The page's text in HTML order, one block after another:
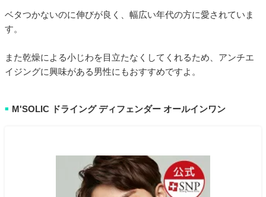
ベタつかないのに伸びが良く、幅広い年代の方に愛されていま
す。
また乾燥による小じわを目立たなくしてくれるため、アンチエ
イジングに興味がある男性にもおすすめですよ。
■ M'SOLIC ドライング ディフェンダー オールインワン